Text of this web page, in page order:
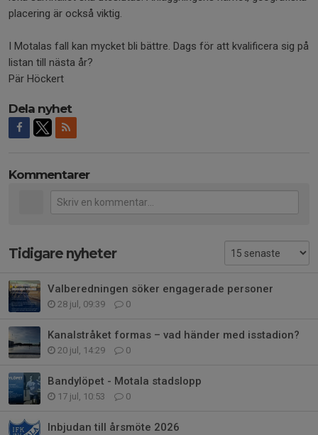
placering är också viktig.
I Motalas fall kan mycket bli bättre. Dags för att kvalificera sig på
listan till nästa år?
Pär Höckert
Dela nyhet
Kommentarer
Tidigare nyheter
Valberedningen söker engagerade personer
28 jul, 09:39 0
Kanalstråket formas – vad händer med isstadion?
20 jul, 14:29 0
Bandylöpet - Motala stadslopp
17 jul, 10:53 0
Inbjudan till årsmöte 2026